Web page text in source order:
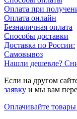
Оплата при
Оплата онлайн
Безналичная оплата
Способы доставки
Доставка по России:
Самовывоз
Нашли дешевле?
Если на другом
заявку и мы вам
Оплачивайте товары